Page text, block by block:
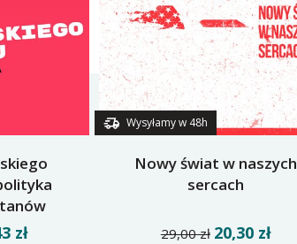
zł
Wysyłamy w 48h
Nowy świat w naszych
sercach
29,00 zł 20,30 zł